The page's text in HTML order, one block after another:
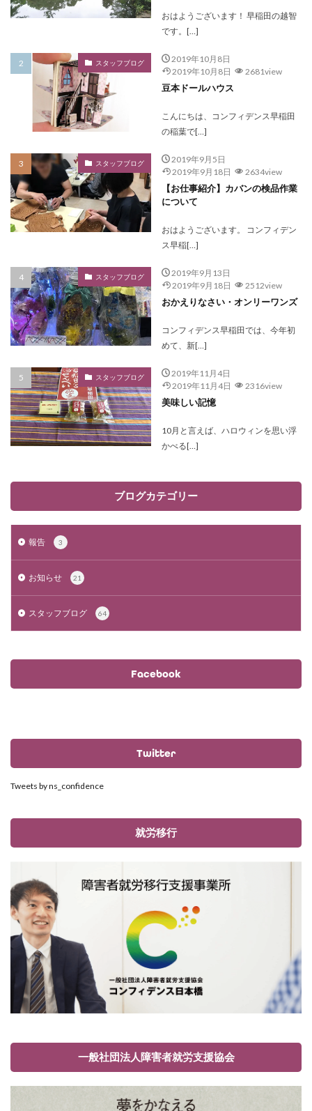
おはようございます！ 早稲田の越智
です。[…]
スタッフブログ
2019年10月8日
2019年10月8日
2681view
豆本ドールハウス
こんにちは、コンフィデンス早稲田
の稲葉で[…]
スタッフブログ
2019年9月5日
2019年9月18日
2634view
【お仕事紹介】カバンの検品作業
について
おはようございます。 コンフィデン
ス早稲[…]
スタッフブログ
2019年9月13日
2019年9月18日
2512view
おかえりなさい・オンリーワンズ
コンフィデンス早稲田では、今年初
めて、新[…]
スタッフブログ
2019年11月4日
2019年11月4日
2316view
美味しい記憶
10月と言えば、ハロウィンを思い浮
かべる[…]
ブログカテゴリー
報告 3
お知らせ 21
スタッフブログ 64
Facebook
Twitter
Tweets by ns_confidence
就労移行
一般社団法人障害者就労支援協会